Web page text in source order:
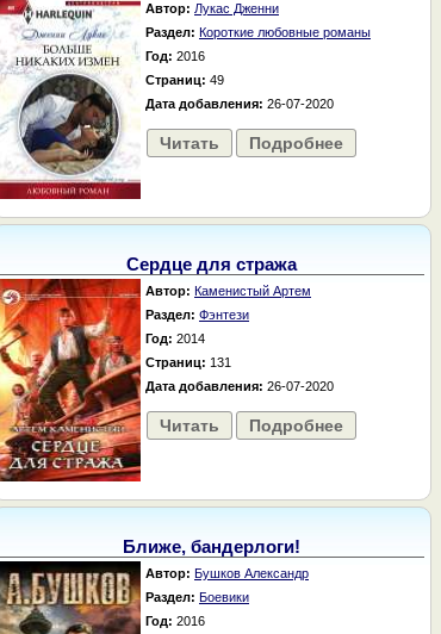
Автор: Лукас Дженни
Раздел: Короткие любовные романы
Год: 2016
Страниц: 49
Дата добавления: 26-07-2020
Читать Подробнее
Сердце для стража
Автор: Каменистый Артем
Раздел: Фэнтези
Год: 2014
Страниц: 131
Дата добавления: 26-07-2020
Читать Подробнее
Ближе, бандерлоги!
Автор: Бушков Александр
Раздел: Боевики
Год: 2016